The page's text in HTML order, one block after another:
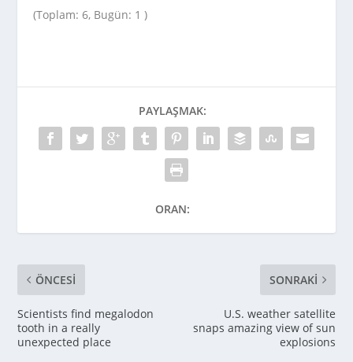
(Toplam: 6, Bugün: 1 )
PAYLAŞMAK:
ORAN:
ÖNCESI
Scientists find megalodon
tooth in a really
unexpected place
SONRAKI
U.S. weather satellite
snaps amazing view of sun
explosions